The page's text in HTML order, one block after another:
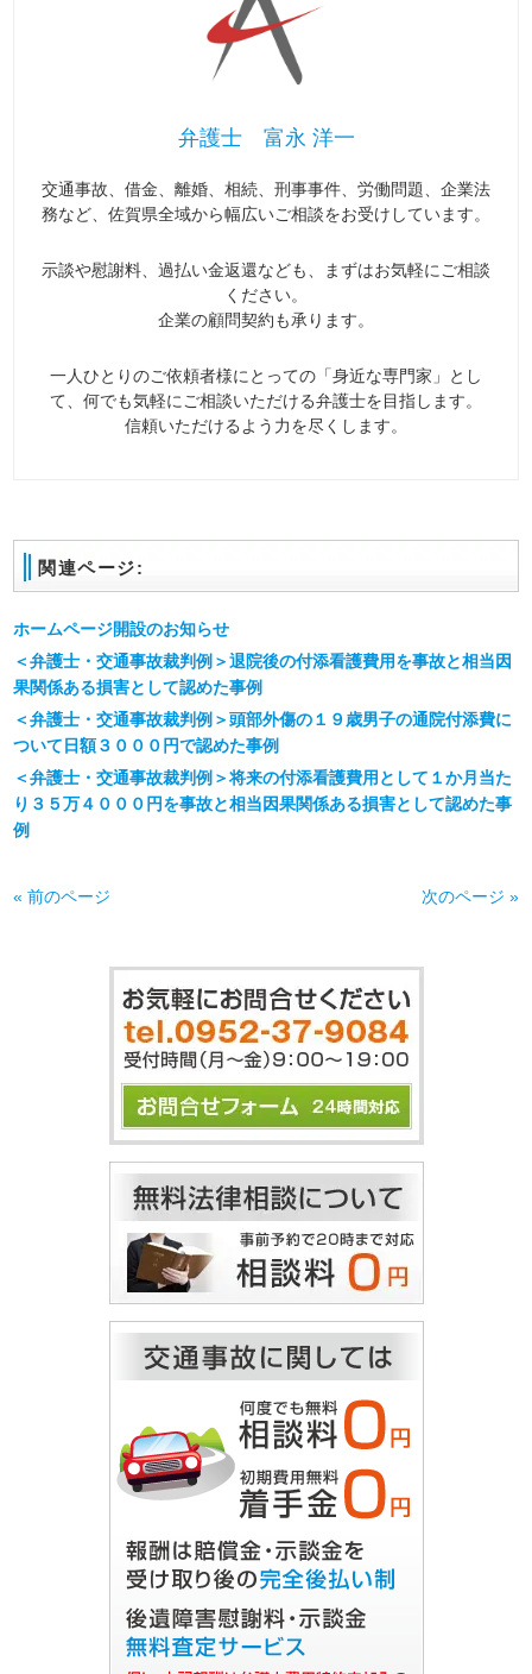
弁護士 富永 洋一
交通事故、借金、離婚、相続、刑事事件、労働問題、企業法
務など、佐賀県全域から幅広いご相談をお受けしています。
示談や慰謝料、過払い金返還なども、まずはお気軽にご相談
ください。
企業の顧問契約も承ります。
一人ひとりのご依頼者様にとっての「身近な専門家」とし
て、何でも気軽にご相談いただける弁護士を目指します。
信頼いただけるよう力を尽くします。
関連ページ:
ホームページ開設のお知らせ
＜弁護士・交通事故裁判例＞退院後の付添看護費用を事故と相当因
果関係ある損害として認めた事例
＜弁護士・交通事故裁判例＞頭部外傷の１９歳男子の通院付添費に
ついて日額３０００円で認めた事例
＜弁護士・交通事故裁判例＞将来の付添看護費用として１か月当た
り３５万４０００円を事故と相当因果関係ある損害として認めた事
例
« 前のページ 次のページ »